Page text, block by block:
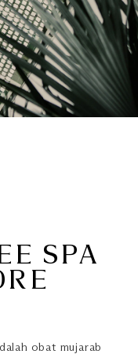
SPA
obat mujarab